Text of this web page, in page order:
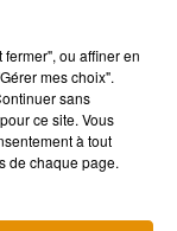
Beautiful Day »
ou affiner en
mes choix".
sans
ce site. Vous
à tout
de chaque page.